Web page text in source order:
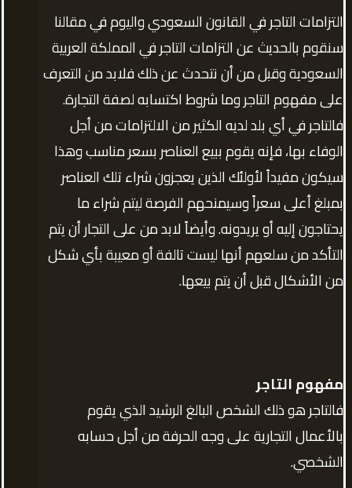
التزامات التاجر في القانون السعودي واليوم في مقالنا
سنقوم بالحديث عن التزامات التاجر في المملكة العربية
السعودية وقبل من أن نتحدث عن ذلك فلابد من التعرف
على مفهوم التاجر وما شروط اكتسابه لصفة التجارة.
فالتاجر في أي بلد لديه الكثير من الالتزامات من أجل
الوفاء بها، فإنه يقوم ببيع العناصر بسعر مناسب وهذا
سيكون مفيداً لأولئك الذين يعجزون شراء تلك العناصر
بمبلغ أعلى سعراً وسيمنحهم الفرصة ليتم شراء ما
يحتاجون إليه أو يريدونه. وأيضاً لابد من على التجار أن يتم
التأكد من سلعهم أنها ليست تالفة أو معيبة بأي شكل
من الأشكال قبل أن يتم بيعها.
مفهوم التاجر
فالتاجر هو ذلك الشخص البالغ الرشيد الذي يقوم
بالأعمال التجارية على وجه الحرفة من أجل حسابه
الشخصي.